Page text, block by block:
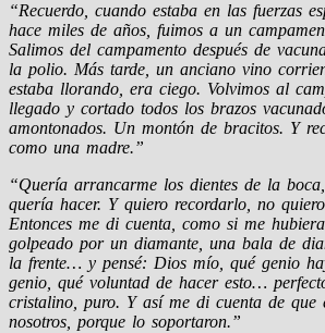
“Recuerdo, cuando estaba en las fuerzas
hace miles de años, fuimos a un
Salimos del campamento después de
la polio. Más tarde, un anciano vino
estaba llorando, era ciego. Volvimos al
llegado y cortado todos los brazos
amontonados. Un montón de bracitos. Y
como una madre.”
“Quería arrancarme los dientes de la
quería hacer. Y quiero recordarlo, no
Entonces me di cuenta, como si me
golpeado por un diamante, una bala de
la frente… y pensé: Dios mío, qué genio
genio, qué voluntad de hacer esto…
cristalino, puro. Y así me di cuenta de que
nosotros, porque lo soportaron.”